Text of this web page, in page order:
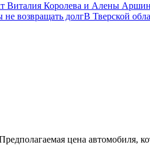
Виталия Королева и Алены
возвращать долгВ Тверской
цена автомобиля,